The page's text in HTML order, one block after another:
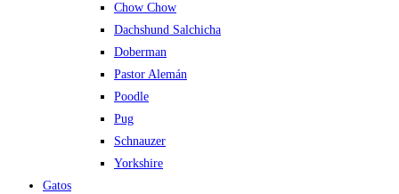
Chow Chow
Dachshund Salchicha
Doberman
Pastor Alemán
Poodle
Pug
Schnauzer
Yorkshire
Gatos